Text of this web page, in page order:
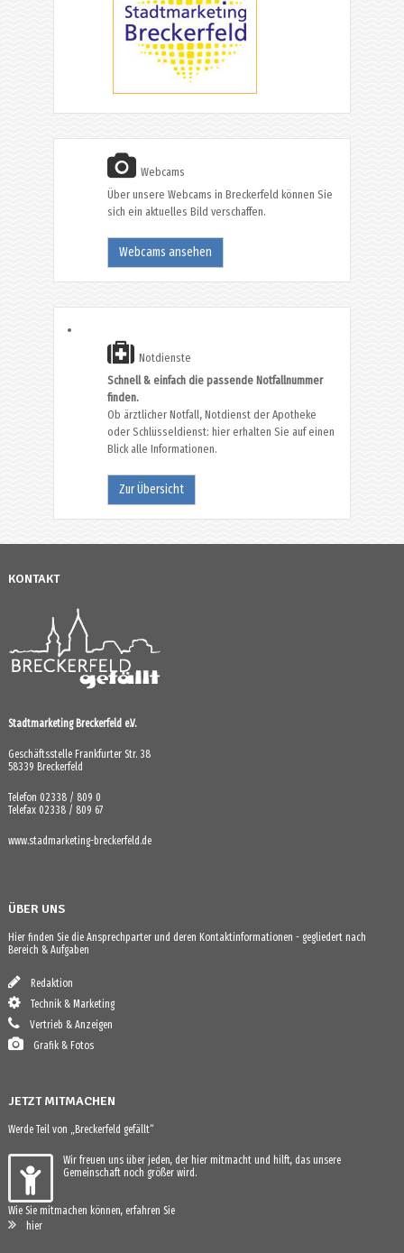
Webcams
Über unsere Webcams in Breckerfeld können Sie
sich ein aktuelles Bild verschaffen.
Webcams ansehen
Notdienste
Schnell & einfach die passende Notfallnummer
finden.
Ob ärztlicher Notfall, Notdienst der Apotheke
oder Schlüsseldienst: hier erhalten Sie auf einen
Blick alle Informationen.
Zur Übersicht
KONTAKT
Stadtmarketing Breckerfeld e.V.
Geschäftsstelle Frankfurter Str. 38
58339 Breckerfeld
Telefon 02338 / 809 0
Telefax 02338 / 809 67
www.stadmarketing-breckerfeld.de
ÜBER UNS
Hier finden Sie die Ansprechparter und deren Kontaktinformationen - gegliedert nach
Bereich & Aufgaben
Redaktion
Technik & Marketing
Vertrieb & Anzeigen
Grafik & Fotos
JETZT MITMACHEN
Werde Teil von „Breckerfeld gefällt“
Wir freuen uns über jeden, der hier mitmacht und hilft, das unsere
Gemeinschaft noch größer wird.
Wie Sie mitmachen können, erfahren Sie
hier